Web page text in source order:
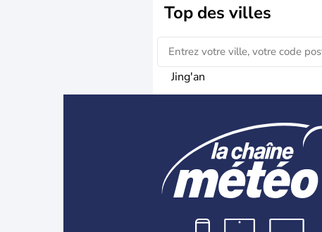
Top des villes
Jing'an